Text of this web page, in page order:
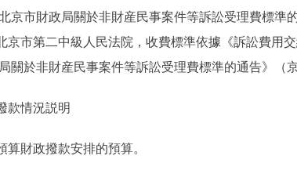
京市財政局關於非財産民事案件等訴訟受理費標準
京市第二中級人民法院，收費標準依據《訴訟費用
於非財産民事案件等訴訟受理費標準的通告》（
情況説明
財政撥款安排的預算。